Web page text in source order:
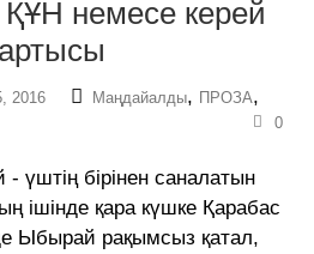
немесе керей
2016 Маңдайалды, ПРОЗА,
0
үштің бірінен саналатын
ішінде қара күшке Қарабас
Ыбырай рақымсыз қатал,